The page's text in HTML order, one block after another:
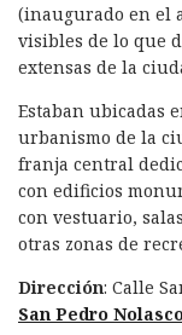
(inaugurado en el
visibles de lo que
extensas de la
Estaban ubicadas
urbanismo de la
franja central
con edificios
con vestuario,
otras zonas de
Dirección: Calle
San Pedro